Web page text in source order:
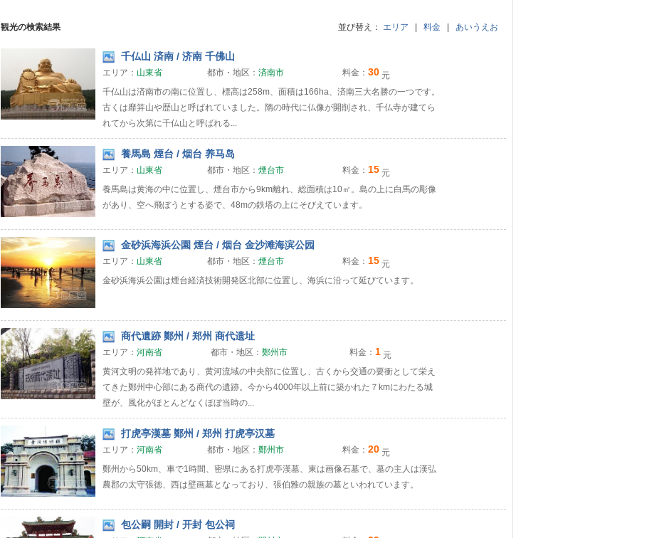
観光の検索結果 並び替え： エリア 料金 あいうえお
千仏山 済南 / 济南 千佛山
エリア： 山東省 都市・地区： 済南市 料金： 30 元
千仏山は済南市の南に位置し、標高は258m、面積は166ha、済南三大名勝の一つです。
古くは靡笄山や歴山と呼ばれていました。隋の時代に仏像が開削され、千仏寺が建てら
れてから次第に千仏山と呼ばれる...
養馬島 煙台 / 烟台 养马岛
エリア： 山東省 都市・地区： 煙台市 料金： 15 元
養馬島は黄海の中に位置し、煙台市から9km離れ、総面積は10㎡。島の上に白馬の彫像
があり、空へ飛ぼうとする姿で、48mの鉄塔の上にそびえています。
金砂浜海浜公園 煙台 / 烟台 金沙滩海滨公园
エリア： 山東省 都市・地区： 煙台市 料金： 15 元
金砂浜海浜公園は煙台経済技術開発区北部に位置し、海浜に沿って延びています。
商代遺跡 鄭州 / 郑州 商代遗址
エリア： 河南省 都市・地区： 鄭州市 料金： 1 元
黄河文明の発祥地であり、黄河流域の中央部に位置し、古くから交通の要衝として栄え
てきた鄭州中心部にある商代の遺跡。今から4000年以上前に築かれた７kmにわたる城
壁が、風化がほとんどなくほぼ当時の...
打虎亭漢墓 鄭州 / 郑州 打虎亭汉墓
エリア： 河南省 都市・地区： 鄭州市 料金： 20 元
鄭州から50km、車で1時間、密県にある打虎亭漢墓、東は画像石墓で、墓の主人は漢弘
農郡の太守張徳、西は壁画墓となっており、張伯雅の親族の墓といわれています。
包公嗣 開封 / 开封 包公祠